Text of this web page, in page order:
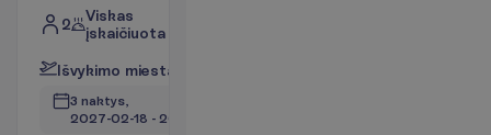
2
Viskas
įskaičiuota
Išvykimo miesta
3 naktys,
2027-02-18 - 2027-02-21